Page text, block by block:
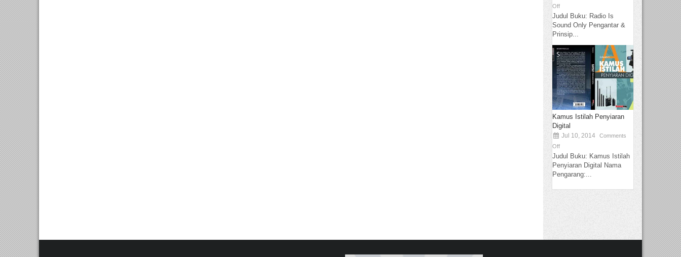
Off
Judul Buku: Radio Is
Sound Only Pengantar &
Prinsip...
Kamus Istilah Penyiaran
Digital
Jul 10, 2014
Comments
Off
Judul Buku: Kamus Istilah
Penyiaran Digital Nama
Pengarang:...